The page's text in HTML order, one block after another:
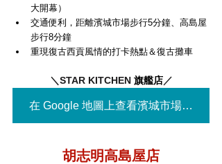
大開幕）
交通便利，距離濱城市場步行5分鐘、高島屋
步行8分鐘
重現復古西貢風情的打卡熱點＆復古攤車
＼STAR KITCHEN 旗艦店／
在 Google 地圖上查看濱城市場店▶
胡志明高島屋店